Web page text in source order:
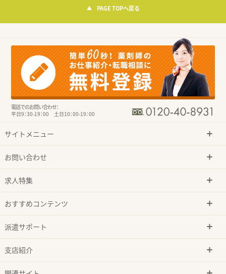
PAGE TOPへ戻る
電話でのお問い合わせ：
平日9：30-19：00 土日10：00-19：00
サイトメニュー
お問い合わせ
求人特集
おすすめコンテンツ
派遣サポート
支店紹介